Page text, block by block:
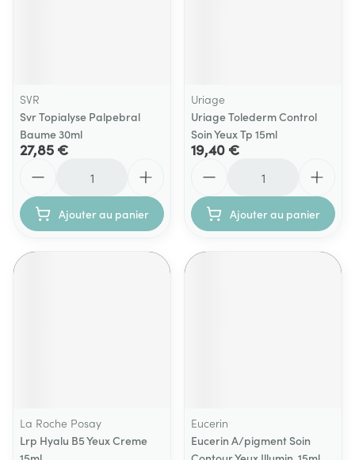
SVR
Svr Topialyse Palpebral
Baume 30ml
27,85 €
Ajouter au panier
Uriage
Uriage Tolederm Control
Soin Yeux Tp 15ml
19,40 €
Ajouter au panier
La Roche Posay
Lrp Hyalu B5 Yeux Creme
Eucerin
Eucerin A/pigment Soin